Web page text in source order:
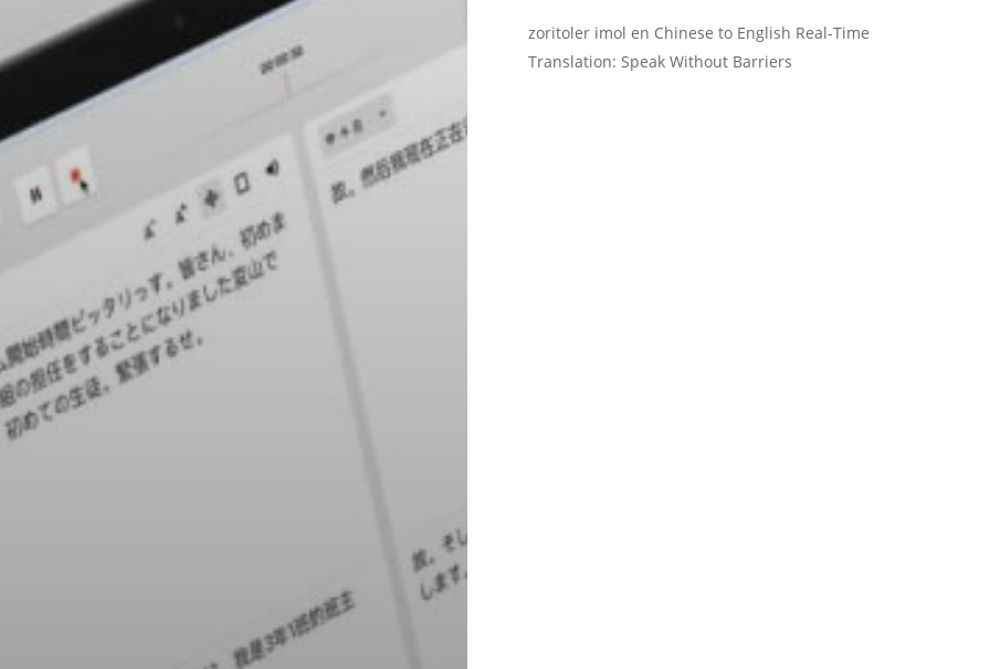
zoritoler imol en Chinese to English Real-Time
Translation: Speak Without Barriers